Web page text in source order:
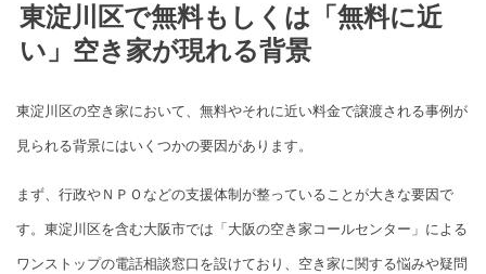
東淀川区で無料もしくは「無料に近
い」空き家が現れる背景
東淀川区の空き家において、無料やそれに近い料金で譲渡される事例が
見られる背景にはいくつかの要因があります。
まず、行政やＮＰＯなどの支援体制が整っていることが大きな要因で
す。東淀川区を含む大阪市では「大阪の空き家コールセンター」による
ワンストップの電話相談窓口を設けており、空き家に関する悩みや疑問